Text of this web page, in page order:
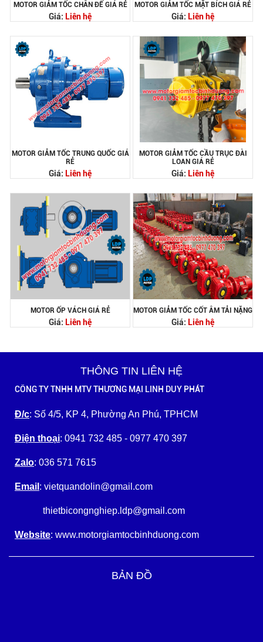
MOTOR GIẢM TỐC CHÂN ĐẾ GIÁ RẺ
Giá: Liên hệ
MOTOR GIẢM TỐC MẶT BÍCH GIÁ RẺ
Giá: Liên hệ
MOTOR GIẢM TỐC TRUNG QUỐC GIÁ
RẺ
Giá: Liên hệ
MOTOR GIẢM TỐC CẦU TRỤC ĐÀI
LOAN GIÁ RẺ
Giá: Liên hệ
MOTOR ỐP VÁCH GIÁ RẺ
Giá: Liên hệ
MOTOR GIẢM TỐC CỐT ÂM TẢI NẶNG
Giá: Liên hệ
THÔNG TIN LIÊN HỆ
CÔNG TY TNHH MTV THƯƠNG MẠI LINH DUY PHÁT
Đ/c: Số 4/5, KP 4, Phường An Phú, TPHCM
Điện thoại: 0941 732 485 - 0977 470 397
Zalo: 036 571 7615
Email : vietquandolin@gmail.com
thietbicongnghiep.ldp@gmail.com
Website: www.motorgiamtocbinhduong.com
BẢN ĐỒ